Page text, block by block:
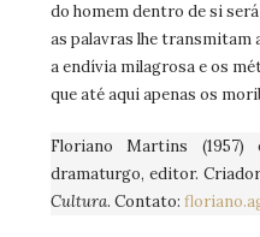
do homem dentro de si
as palavras lhe transmitam
a endívia milagrosa e os
que até aqui apenas os
Floriano Martins (1957)
dramaturgo, editor.
Cultura. Contato: